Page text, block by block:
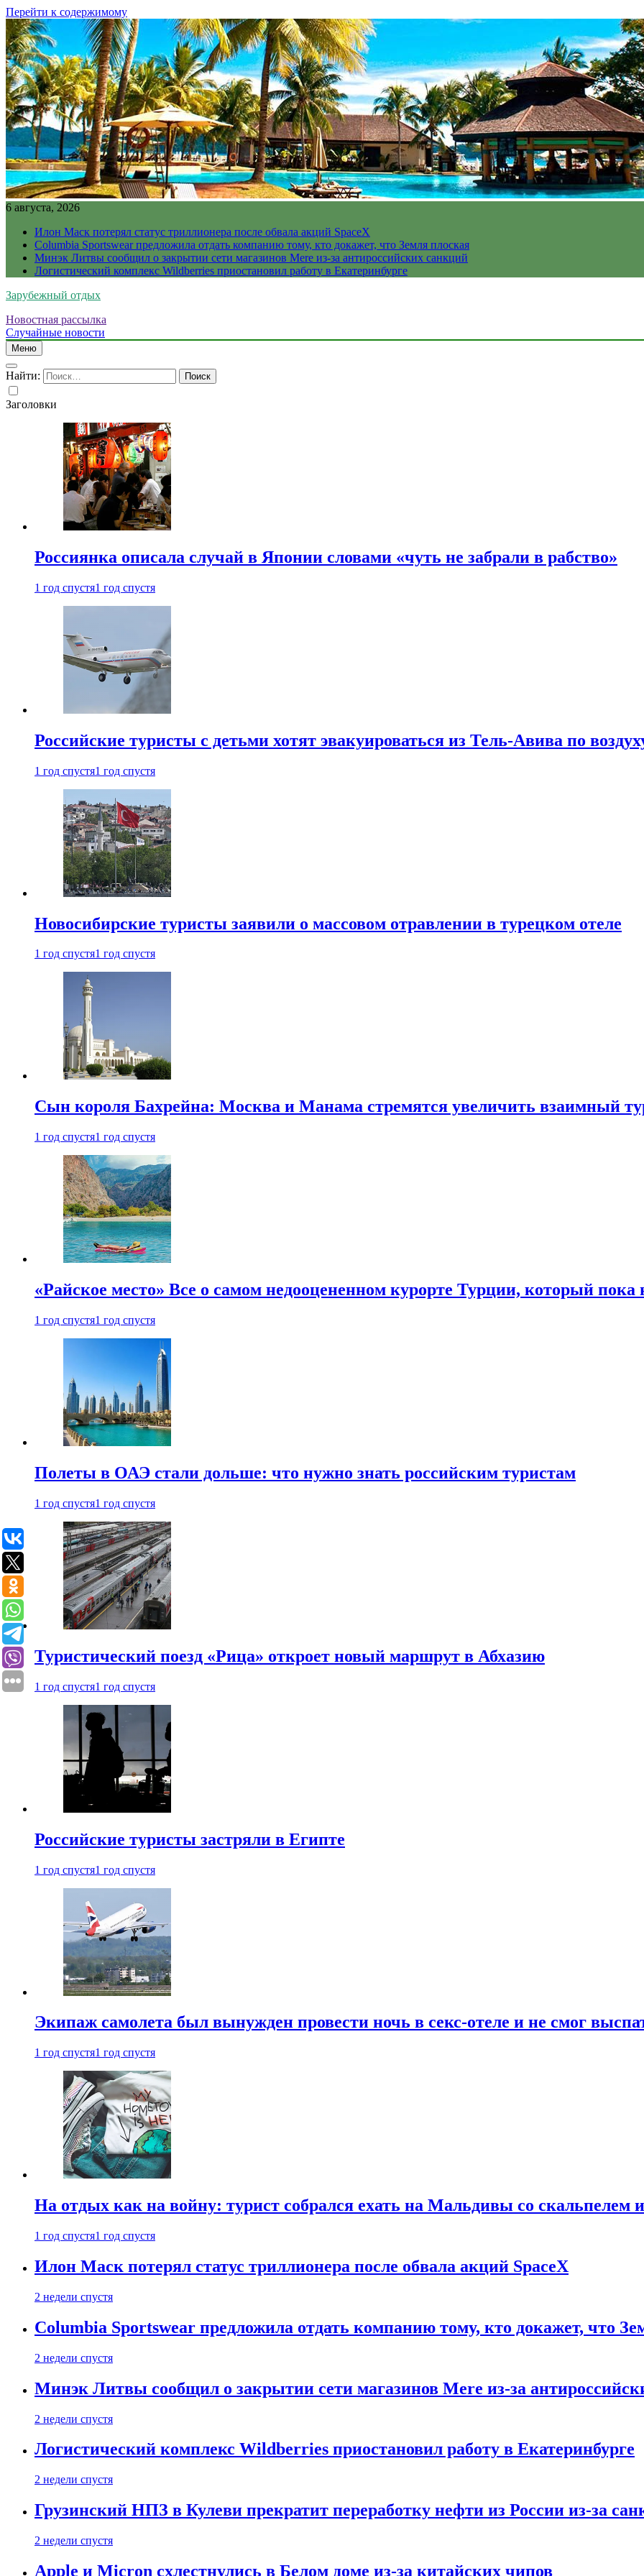
Перейти к содержимому
6 августа, 2026
Илон Маск потерял статус триллионера после обвала акций SpaceX
Columbia Sportswear предложила отдать компанию тому, кто докажет, что Земля плоская
Минэк Литвы сообщил о закрытии сети магазинов Mere из-за антироссийских санкций
Логистический комплекс Wildberries приостановил работу в Екатеринбурге
Зарубежный отдых
Новостная рассылка
Случайные новости
Меню
Найти:
Заголовки
Россиянка описала случай в Японии словами «чуть не забрали в рабство»
1 год спустя1 год спустя
Российские туристы с детьми хотят эвакуироваться из Тель-Авива по
1 год спустя1 год спустя
Новосибирские туристы заявили о массовом отравлении в турецком отеле
1 год спустя1 год спустя
Сын короля Бахрейна: Москва и Манама стремятся увеличить взаимный
1 год спустя1 год спустя
«Райское место» Все о самом недооцененном курорте Турции, который пока
1 год спустя1 год спустя
Полеты в ОАЭ стали дольше: что нужно знать российским туристам
1 год спустя1 год спустя
Туристический поезд «Рица» откроет новый маршрут в Абхазию
1 год спустя1 год спустя
Российские туристы застряли в Египте
1 год спустя1 год спустя
Экипаж самолета был вынужден провести ночь в секс-отеле и не смог
1 год спустя1 год спустя
На отдых как на войну: турист собрался ехать на Мальдивы со скальпелем
1 год спустя1 год спустя
Илон Маск потерял статус триллионера после обвала акций SpaceX
2 недели спустя
Columbia Sportswear предложила отдать компанию тому, кто докажет, что
2 недели спустя
Минэк Литвы сообщил о закрытии сети магазинов Mere из-за
2 недели спустя
Логистический комплекс Wildberries приостановил работу в Екатеринбурге
2 недели спустя
Грузинский НПЗ в Кулеви прекратит переработку нефти из России из-за
2 недели спустя
Apple и Micron схлестнулись в Белом доме из-за китайских чипов